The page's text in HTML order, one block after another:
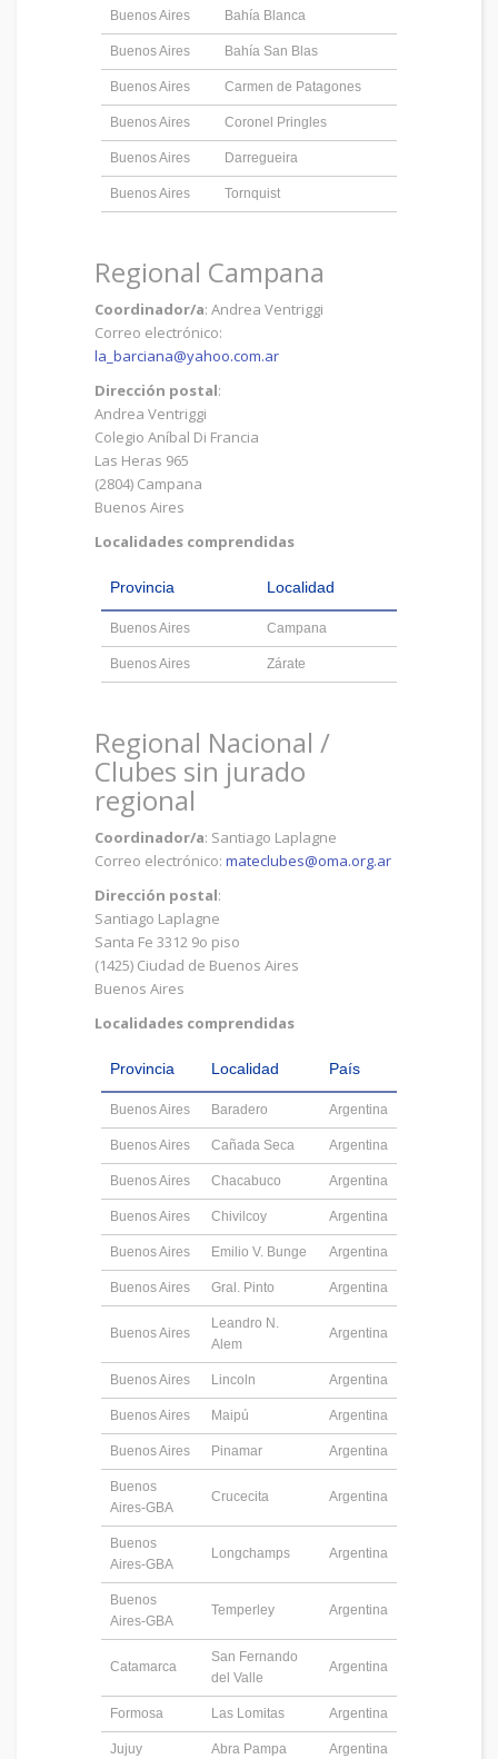
Buenos Aires Bahía Blanca
Buenos Aires Bahía San Blas
Buenos Aires Carmen de Patagones
Buenos Aires Coronel Pringles
Buenos Aires Darregueira
Buenos Aires Tornquist
Regional Campana
Coordinador/a: Andrea Ventriggi
Correo electrónico:
la_barciana@yahoo.com.ar
Dirección postal:
Andrea Ventriggi
Colegio Aníbal Di Francia
Las Heras 965
(2804) Campana
Buenos Aires
Localidades comprendidas
Provincia Localidad
Buenos Aires Campana
Buenos Aires Zárate
Regional Nacional /
Clubes sin jurado
regional
Coordinador/a: Santiago Laplagne
Correo electrónico: mateclubes@oma.org.ar
Dirección postal:
Santiago Laplagne
Santa Fe 3312 9o piso
(1425) Ciudad de Buenos Aires
Buenos Aires
Localidades comprendidas
Provincia Localidad País
Buenos Aires Baradero Argentina
Buenos Aires Cañada Seca Argentina
Buenos Aires Chacabuco Argentina
Buenos Aires Chivilcoy Argentina
Buenos Aires Emilio V. Bunge Argentina
Buenos Aires Gral. Pinto Argentina
Buenos Aires
Leandro N.
Alem
Argentina
Buenos Aires Lincoln Argentina
Buenos Aires Maipú Argentina
Buenos Aires Pinamar Argentina
Buenos
Aires-GBA
Crucecita Argentina
Buenos
Aires-GBA
Longchamps Argentina
Buenos
Aires-GBA
Temperley Argentina
Catamarca
San Fernando
del Valle
Argentina
Formosa Las Lomitas Argentina
Jujuy Abra Pampa Argentina